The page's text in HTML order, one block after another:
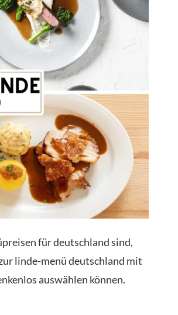
für deutschland sind,
linde-menü deutschland mit
auswählen können.